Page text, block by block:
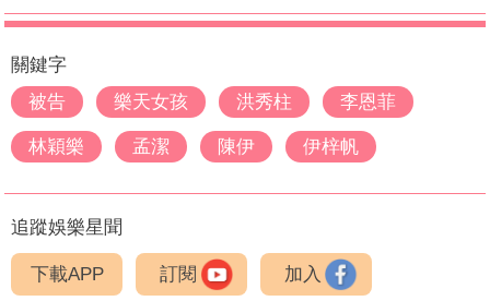
關鍵字
被告
樂天女孩 洪秀柱 李恩菲
林穎樂 孟潔 陳伊 伊梓帆
追蹤娛樂星聞
下載APP 訂閱 加入